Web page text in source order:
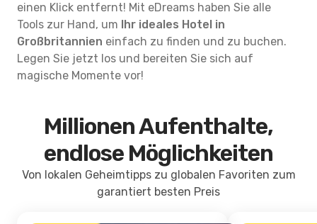
einen Klick entfernt! Mit eDreams haben Sie alle
Tools zur Hand, um Ihr ideales Hotel in
Großbritannien einfach zu finden und zu buchen.
Legen Sie jetzt los und bereiten Sie sich auf
magische Momente vor!
Millionen Aufenthalte,
endlose Möglichkeiten
Von lokalen Geheimtipps zu globalen Favoriten zum
garantiert besten Preis